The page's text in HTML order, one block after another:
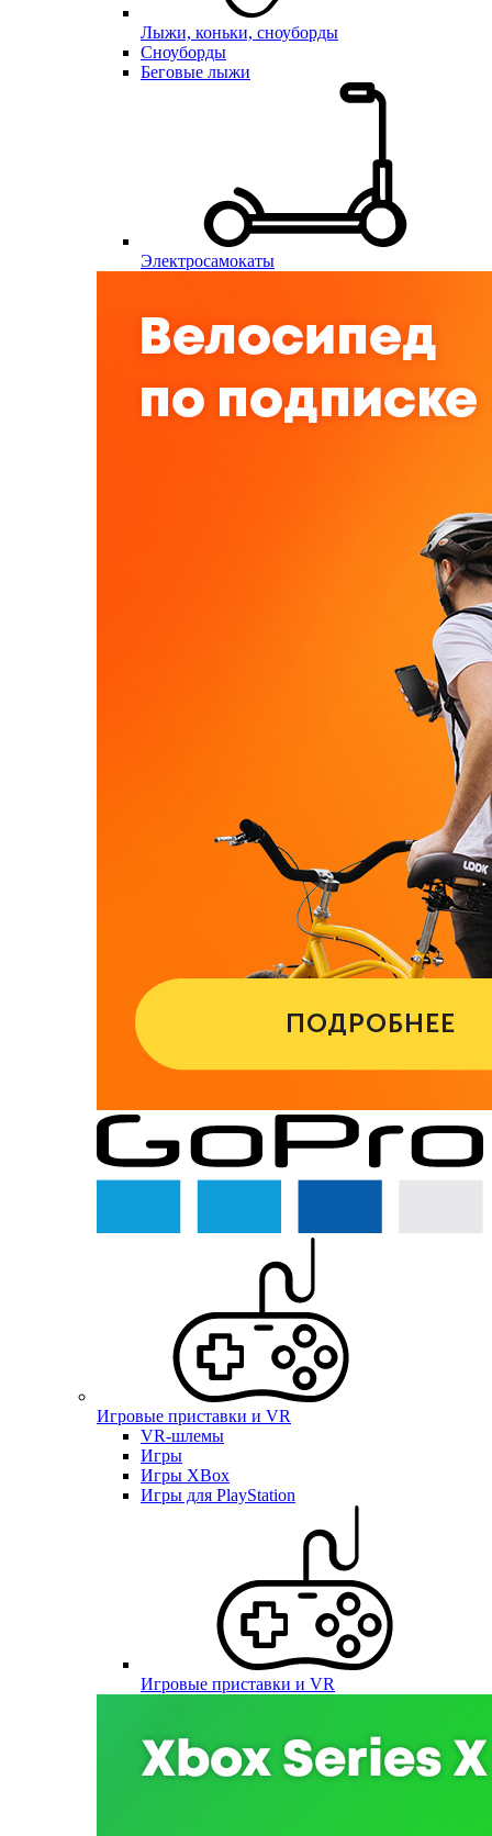
Лыжи, коньки, сноуборды
Сноуборды
Беговые лыжи
Электросамокаты
Игровые приставки и VR
VR-шлемы
Игры
Игры XBox
Игры для PlayStation
Игровые приставки и VR